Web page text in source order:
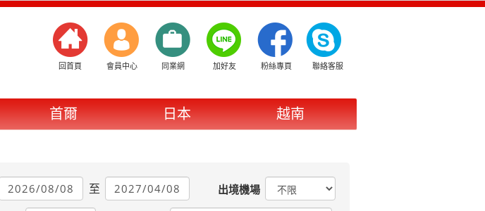
聯絡客服
粉絲專頁
加好友
同業網
會員中心
回首頁
首爾 日本 越南
至 出境機場